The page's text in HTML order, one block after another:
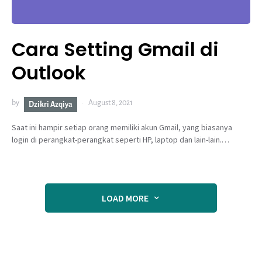
Cara Setting Gmail di
Outlook
by Dzikri Azqiya August 8, 2021
Saat ini hampir setiap orang memiliki akun Gmail, yang biasanya
login di perangkat-perangkat seperti HP, laptop dan lain-lain.…
LOAD MORE